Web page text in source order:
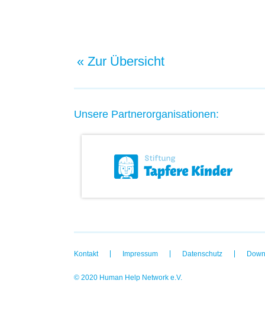
« Zur Übersicht
Unsere Partnerorganisationen:
Kontakt Impressum Datenschutz
© 2020 Human Help Network e.V.